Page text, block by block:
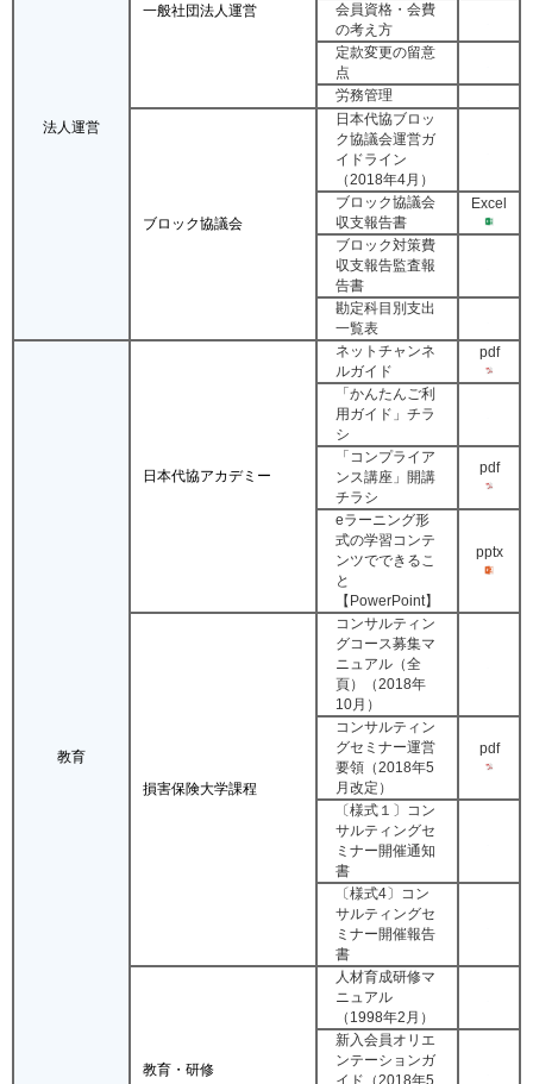
法人運営
一般社団法人運営
会員資格・会費
の考え方
定款変更の留意
点
労務管理
ブロック協議会
日本代協ブロッ
ク協議会運営ガ
イドライン
（2018年4月）
ブロック協議会
収支報告書
Excel
ブロック対策費
収支報告監査報
告書
勘定科目別支出
一覧表
教育
日本代協アカデミー
ネットチャンネ
ルガイド
pdf
「かんたんご利
用ガイド」チラ
シ
「コンプライア
ンス講座」開講
チラシ
pdf
eラーニング形
式の学習コンテ
ンツでできるこ
と
【PowerPoint】
pptx
損害保険大学課程
コンサルティン
グコース募集マ
ニュアル（全
頁）（2018年
10月）
コンサルティン
グセミナー運営
要領（2018年5
月改定）
pdf
〔様式１〕コン
サルティングセ
ミナー開催通知
書
〔様式4〕コン
サルティングセ
ミナー開催報告
書
教育・研修
人材育成研修マ
ニュアル
（1998年2月）
新入会員オリエ
ンテーションガ
イド（2018年5